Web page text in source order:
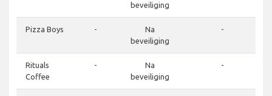
beveiliging
Pizza Boys -
Na
beveiliging
-
Rituals
Coffee
-
Na
beveiliging
-